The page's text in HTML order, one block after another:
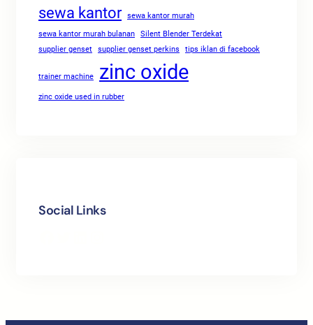
sewa kantor
sewa kantor murah
sewa kantor murah bulanan
Silent Blender Terdekat
supplier genset
supplier genset perkins tips iklan di facebook
trainer machine zinc oxide
zinc oxide used in rubber
Social Links